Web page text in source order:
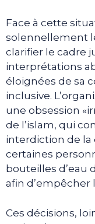
Face à cette
solennellement
clarifier le cadre
interprétations
éloignées de sa
inclusive.
une obsession
de l’islam, qui
interdiction de la
certaines
bouteilles d’eau
afin d’empêcher
Ces décisions,